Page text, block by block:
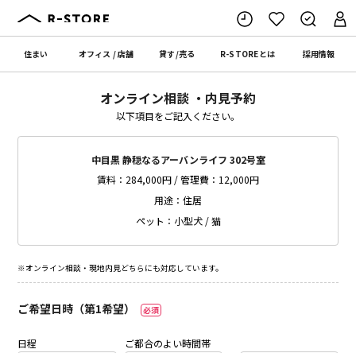
住まい オフィス /店舗 貸す/売る R-STOREとは 採用情報
オンライン相談 ・内見予約
以下項目をご記入ください。
中目黒 静穏なるアーバンライフ 302号室
賃料：284,000円 / 管理費：12,000円
用途：住居
ペット：小型犬 / 猫
※オンライン相談・現地内見どちらにも対応しています。
ご希望日時（第1希望） 必須
日程
ご都合のよい時間帯